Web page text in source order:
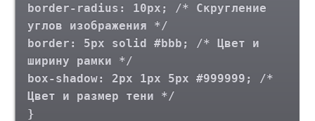
border-radius: 10px; /* Скругление
углов изображения */
border: 5px solid #bbb; /* Цвет и
ширину рамки */
box-shadow: 2px 1px 5px #999999; /*
Цвет и размер тени */
}